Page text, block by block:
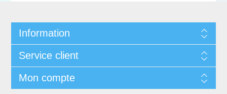
Information
Service client
Mon compte